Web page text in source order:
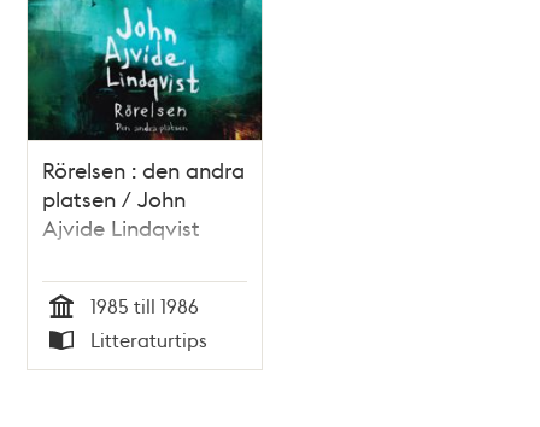
Rörelsen : den andra
platsen / John
Ajvide Lindqvist
Tid
1985 till 1986
Typ
Litteraturtips